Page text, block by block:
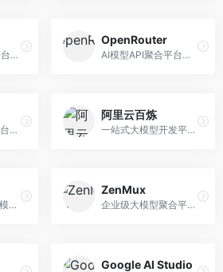
OpenAI模型API平台，提供GPT系列模型服务。面向开发者，提供模型API、微调服务、Assistants API等，是AI开发领域的基础设施。
OpenRouter
AI模型API聚合平台，整合多种主流大模型。面向开发者，提供统一API接口、模型对比、成本优化等服务，模型选择灵活。
Claude模型API平台，专注于安全可靠的AI服务。面向开发者，提供Claude系列模型API、安全特性、企业级服务等，API质量高。
阿里云百炼
一站式大模型开发平台，深度整合阿里云服务。面向企业开发者和AI团队，提供模型训练、微调、部署、应用开发等全流程服务，企业级功能完善。
一个Key用全球大模型的聚合平台。面向开发者，提供多模型统一API、简化接入、成本控制等服务，接入便捷。
ZenMux
企业级大模型聚合平台，专注于企业AI服务。面向企业用户，提供多模型管理、安全合规、成本优化等服务，企业级功能完善。
Google AI Studio